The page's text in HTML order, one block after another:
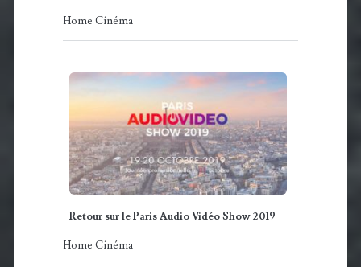
Home Cinéma
Retour sur le Paris Audio Vidéo Show 2019
Home Cinéma